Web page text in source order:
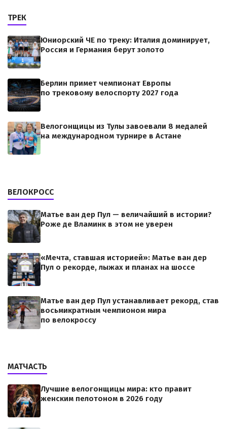
ТРЕК
Юниорский ЧЕ по треку: Италия доминирует,
Россия и Германия берут золото
Берлин примет чемпионат Европы
по трековому велоспорту 2027 года
Велогонщицы из Тулы завоевали 8 медалей
на международном турнире в Астане
ВЕЛОКРОСС
Матье ван дер Пул — величайший в истории?
Роже де Вламинк в этом не уверен
«Мечта, ставшая историей»: Матье ван дер
Пул о рекорде, лыжах и планах на шоссе
Матье ван дер Пул устанавливает рекорд, став
восьмикратным чемпионом мира
по велокроссу
МАТЧАСТЬ
Лучшие велогонщицы мира: кто правит
женским пелотоном в 2026 году